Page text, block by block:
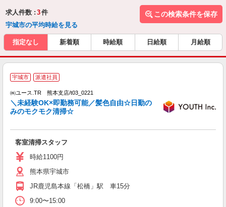
求人件数 : 3件
宇城市の平均時給を見る
この検索条件を保存
指定なし 新着順 時給順 日給順 月給順
宇城市 派遣社員
㈱ユース.TR 熊本支店/t03_0221
＼未経験OK×即勤務可能／髪色自由☆日勤の
みのモクモク清掃☆
客室清掃スタッフ
時給1100円
熊本県宇城市
JR鹿児島本線「松橋」駅 車15分
9:00〜15:00